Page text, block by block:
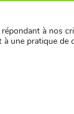
à nos
une pratique de